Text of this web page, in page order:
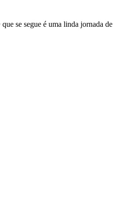
se segue é uma linda jornada de